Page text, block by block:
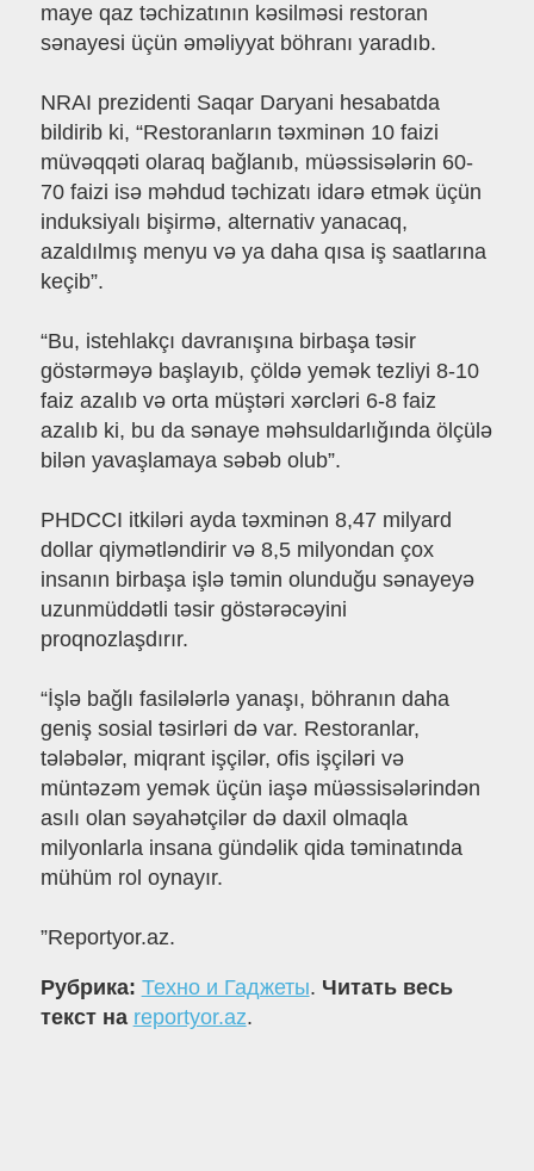
maye qaz təchizatının kəsilməsi restoran
sənayesi üçün əməliyyat böhranı yaradıb.
NRAI prezidenti Saqar Daryani hesabatda
bildirib ki, “Restoranların təxminən 10 faizi
müvəqqəti olaraq bağlanıb, müəssisələrin 60-
70 faizi isə məhdud təchizatı idarə etmək üçün
induksiyalı bişirmə, alternativ yanacaq,
azaldılmış menyu və ya daha qısa iş saatlarına
keçib”.
“Bu, istehlakçı davranışına birbaşa təsir
göstərməyə başlayıb, çöldə yemək tezliyi 8-10
faiz azalıb və orta müştəri xərcləri 6-8 faiz
azalıb ki, bu da sənaye məhsuldarlığında ölçülə
bilən yavaşlamaya səbəb olub”.
PHDCCI itkiləri ayda təxminən 8,47 milyard
dollar qiymətləndirir və 8,5 milyondan çox
insanın birbaşa işlə təmin olunduğu sənayeyə
uzunmüddətli təsir göstərəcəyini
proqnozlaşdırır.
“İşlə bağlı fasilələrlə yanaşı, böhranın daha
geniş sosial təsirləri də var. Restoranlar,
tələbələr, miqrant işçilər, ofis işçiləri və
müntəzəm yemək üçün iaşə müəssisələrindən
asılı olan səyahətçilər də daxil olmaqla
milyonlarla insana gündəlik qida təminatında
mühüm rol oynayır.
”Reportyor.az.
Рубрика: Техно и Гаджеты. Читать весь
текст на reportyor.az.